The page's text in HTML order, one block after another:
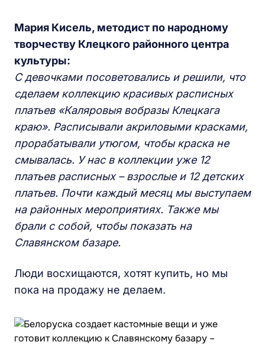
Мария Кисель, методист по народному
творчеству Клецкого районного центра
культуры:
С девочками посоветовались и решили, что
сделаем коллекцию красивых расписных
платьев «Каляровыя вобразы Клецкага
краю». Расписывали акриловыми красками,
прорабатывали утюгом, чтобы краска не
смывалась. У нас в коллекции уже 12
платьев расписных – взрослые и 12 детских
платьев. Почти каждый месяц мы выступаем
на районных мероприятиях. Также мы
брали с собой, чтобы показать на
Славянском базаре.
Люди восхищаются, хотят купить, но мы
пока на продажу не делаем.